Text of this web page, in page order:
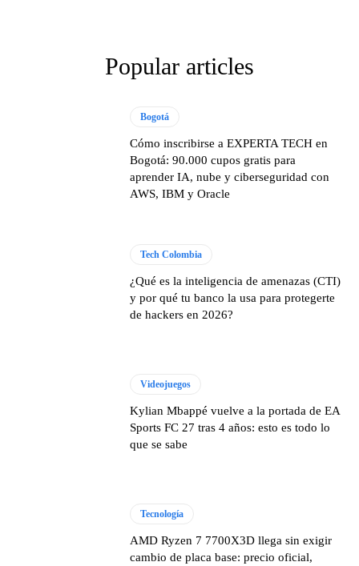
Popular articles
Bogotá
Cómo inscribirse a EXPERTA TECH en
Bogotá: 90.000 cupos gratis para
aprender IA, nube y ciberseguridad con
AWS, IBM y Oracle
Tech Colombia
¿Qué es la inteligencia de amenazas (CTI)
y por qué tu banco la usa para protegerte
de hackers en 2026?
Videojuegos
Kylian Mbappé vuelve a la portada de EA
Sports FC 27 tras 4 años: esto es todo lo
que se sabe
Tecnología
AMD Ryzen 7 7700X3D llega sin exigir
cambio de placa base: precio oficial,